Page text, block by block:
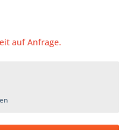
auf Anfrage.